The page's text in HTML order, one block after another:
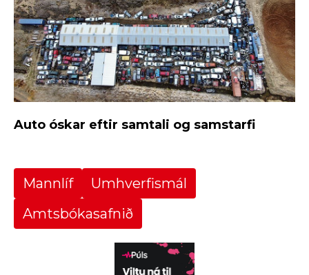
Auto óskar eftir samtali og samstarfi
Mannlíf
Umhverfismál
Amtsbókasafnið